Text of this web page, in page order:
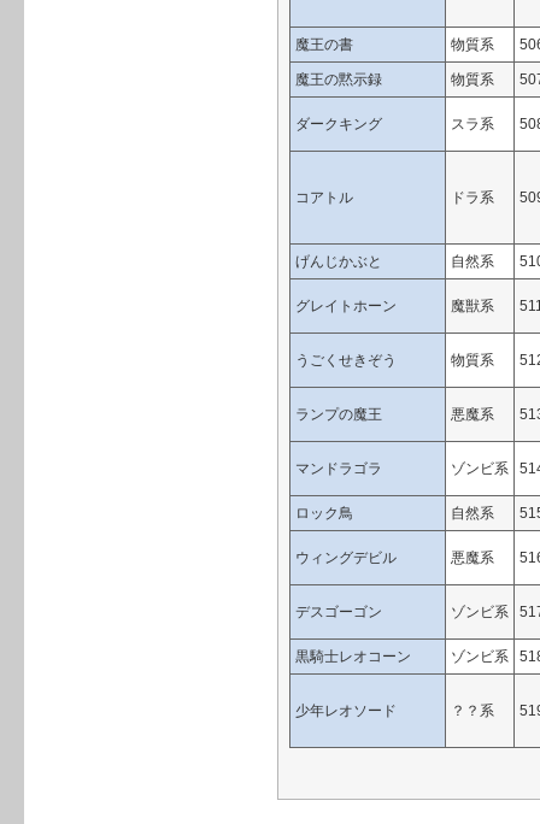
魔王の書 物質系
魔王の黙示録 物質系
ダークキング スラ系
コアトル ドラ系
げんじかぶと 自然系
グレイトホーン 魔獣系
うごくせきぞう 物質系
ランプの魔王 悪魔系
マンドラゴラ ゾンビ系
ロック鳥 自然系
ウィングデビル 悪魔系
デスゴーゴン ゾンビ系
黒騎士レオコーン ゾンビ系
少年レオソード ？？系